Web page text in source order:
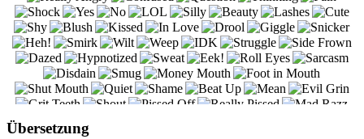
Übersetzung